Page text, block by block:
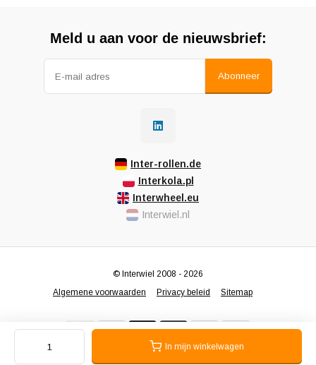
In mijn winkelwagen
Meld u aan voor de nieuwsbrief:
Abonneer
Inter-rollen.de
Interkola.pl
Interwheel.eu
Interwiel.nl
Algemene voorwaarden Privacy beleid Sitemap
© Interwiel 2008 - 2026